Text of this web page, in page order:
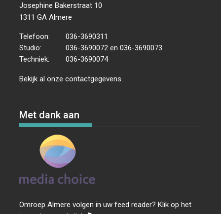
Josephine Bakerstraat 10
1311 GA Almere
Telefoon:
036-3690311
Studio:
036-3690072 en 036-3690073
Techniek:
036-3690074
Bekijk al onzecontactgegevens
Met dank aan
Omroep Almere volgen in uw feed reader? Klik op het